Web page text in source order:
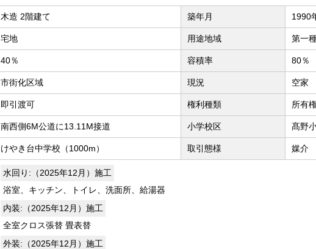
木造 2階建て 築年月 1990
宅地 用途地域 第一
40％ 容積率 80％
市街化区域 現況 空家
即引渡可 権利種類 所有
南西側6M公道に13.11M接道 小学校区 髙野
けやき台中学校（1000m） 取引態様 媒介
水回り:（2025年12月）施工
浴室、キッチン、トイレ、洗面所、給湯器
内装:（2025年12月）施工
全室クロス張替 畳表替
外装:（2025年12月）施工